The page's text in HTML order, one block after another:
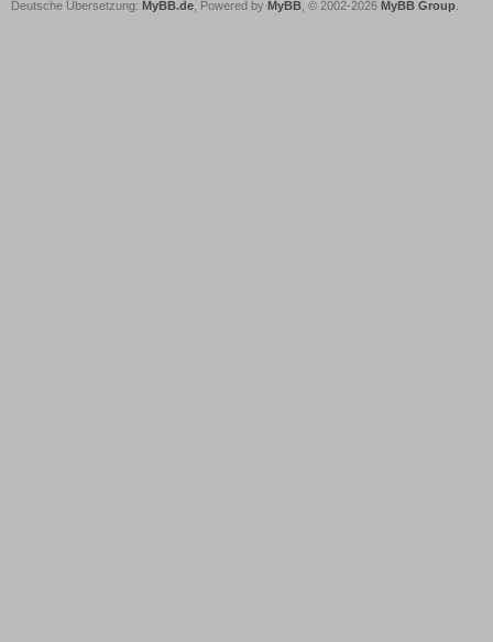
Deutsche Übersetzung: MyBB.de , Powered by MyBB , © 2002-2026 MyBB Group